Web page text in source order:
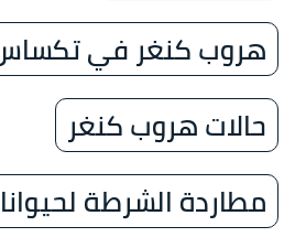
هروب كنغر في
حالات هروب كنغر
مطاردة الشرطة